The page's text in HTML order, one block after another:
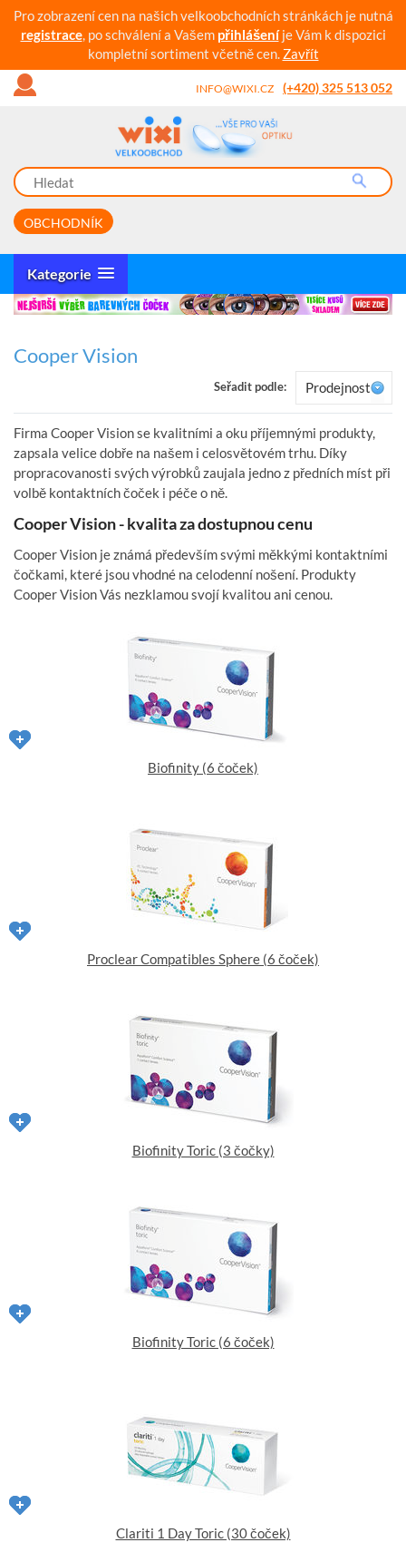
Pro zobrazení cen na našich velkoobchodních stránkách je nutná
registrace, po schválení a Vašem přihlášeníje Vám k dispozici
kompletní sortiment včetně cen. Zavřít
INFO@WIXI.CZ (+420) 325 513 052
OBCHODNÍK
Kategorie
Cooper Vision
Seřadit podle: Prodejnost
Firma Cooper Vision se kvalitními a oku příjemnými produkty,
zapsala velice dobře na našem i celosvětovém trhu. Díky
propracovanosti svých výrobků zaujala jedno z předních míst při
volbě kontaktních čoček i péče o ně.
Cooper Vision - kvalita za dostupnou cenu
Cooper Vision je známá především svými měkkými kontaktními
čočkami, které jsou vhodné na celodenní nošení. Produkty
Cooper Vision Vás nezklamou svojí kvalitou ani cenou.
Biofinity (6 čoček)
Proclear Compatibles Sphere (6 čoček)
Biofinity Toric (3 čočky)
Biofinity Toric (6 čoček)
Clariti 1 Day Toric (30 čoček)